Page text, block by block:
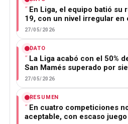
En Liga, el equipo batió su
19, con un nivel irregular en
27/05/2026
DATO
La Liga acabó con el 50%
San Mamés superado por
27/05/2026
RESUMEN
En cuatro competiciones
aceptable, con escaso